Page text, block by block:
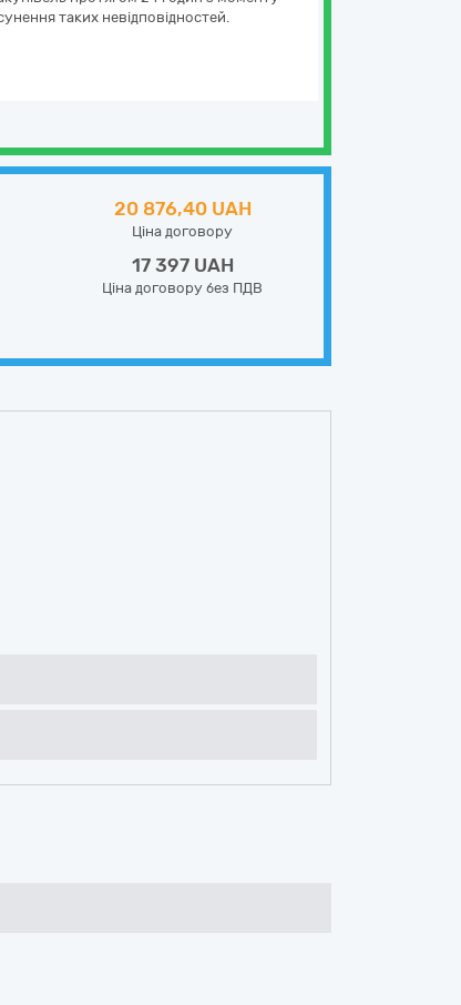
таких невідповідностей.
20 876,40 UAH
Ціна договору
17 397 UAH
Ціна договору без ПДВ